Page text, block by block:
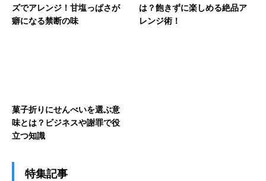
ズでアレンジ！甘塩っぱさが
癖になる禁断の味
は？飽きずに楽しめる絶品ア
レンジ術！
菓子折りにせんべいを選ぶ意
味とは？ビジネスや謝罪で役
立つ知識
特集記事